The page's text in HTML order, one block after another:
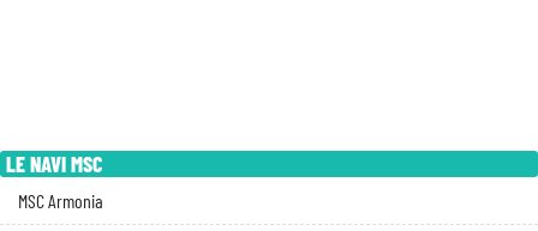
LE NAVI MSC
MSC Armonia